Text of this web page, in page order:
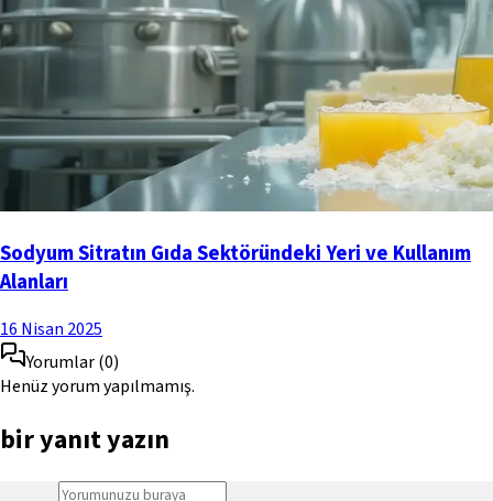
Sodyum Sitratın Gıda Sektöründeki Yeri ve Kullanım
Alanları
16 Nisan 2025
Yorumlar(0)
Henüz yorum yapılmamış.
bir yanıt yazın